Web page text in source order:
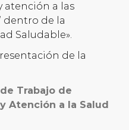
atención a las
dentro de la
Saludable».
de la
Trabajo de
Atención a la Salud